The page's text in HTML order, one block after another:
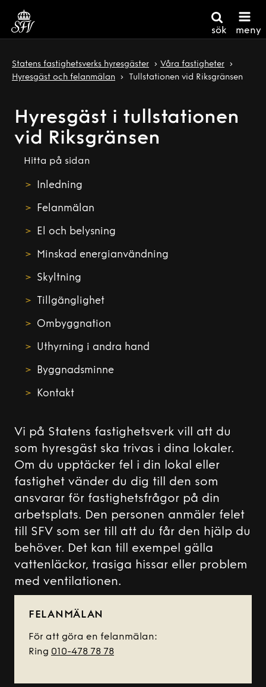
sök meny
Statens fastighetsverks hyresgäster
Våra fastigheter
Hyresgäst och felanmälan
Tullstationen vid Riksgränsen
Hyresgäst i tullstationen
vid Riksgränsen
Hitta på sidan
Inledning
Felanmälan
El och belysning
Minskad energianvändning
Skyltning
Tillgänglighet
Ombyggnation
Uthyrning i andra hand
Byggnadsminne
Kontakt
Vi på Statens fastighetsverk vill att du
som hyresgäst ska trivas i dina lokaler.
Om du upptäcker fel i din lokal eller
fastighet vänder du dig till den som
ansvarar för fastighetsfrågor på din
arbetsplats. Den personen anmäler felet
till SFV som ser till att du får den hjälp du
behöver. Det kan till exempel gälla
vattenläckor, trasiga hissar eller problem
med ventilationen.
FELANMÄLAN
För att göra en felanmälan:
Ring 010-478 78 78